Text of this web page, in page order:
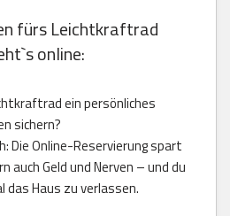
fürs Leichtkraftrad
online:
ein persönliches
sichern?
Die Online-Reservierung spart
auch Geld und Nerven – und du
Haus zu verlassen.